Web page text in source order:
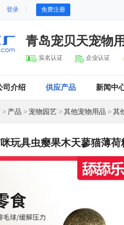
登录 免费注册
青岛宠贝天宠物
实名认证 企业认证
司介绍 供应产品 新闻中
> 产品 > 宠物园艺 >其他宠物用品 >其
玩具虫瘿果木天蓼猫薄